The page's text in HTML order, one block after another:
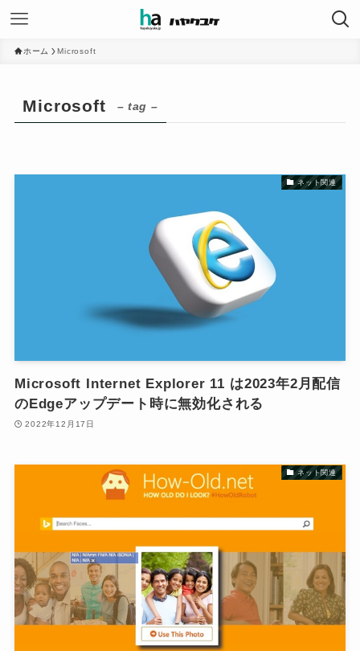
ホーム Microsoft
Microsoft – tag –
ネット関連
Microsoft Internet Explorer 11 は2023年2月配信
のEdgeアップデート時に無効化される
2022年12月17日
ネット関連